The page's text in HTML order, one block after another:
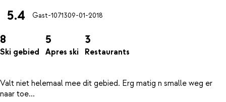
5.4 Gast-1071309-01-2018
8
Ski gebied
5
Apres ski
3
Restaurants
Valt niet helemaal mee dit gebied. Erg matig n smalle weg er